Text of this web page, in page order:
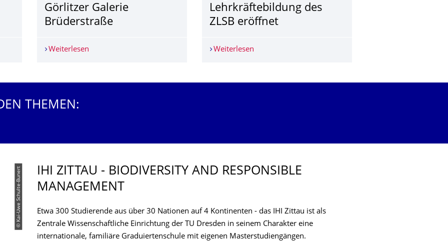
in ARD-Waldbrand-Doku
Görlitzer Galerie
Brüderstraße
Weiterlesen Hi!Lusatia-Netzwerk präsentiert sich in der Görlitzer Galerie Brüderstraße
Lehrkräftebildung des
ZLSB eröffnet
Weiterlesen
THEMEN:
© Kai-Uwe Schulte-Bunert
IHI ZITTAU - BIODIVERSITY AND RESPONSIBLE
MANAGEMENT
Etwa 300 Studierende aus über 30 Nationen auf 4 Kontinenten - das IHI Zittau ist als
Zentrale Wissenschaftliche Einrichtung der TU Dresden in seinem Charakter eine
internationale, familiäre Graduiertenschule mit eigenen Masterstudiengängen.